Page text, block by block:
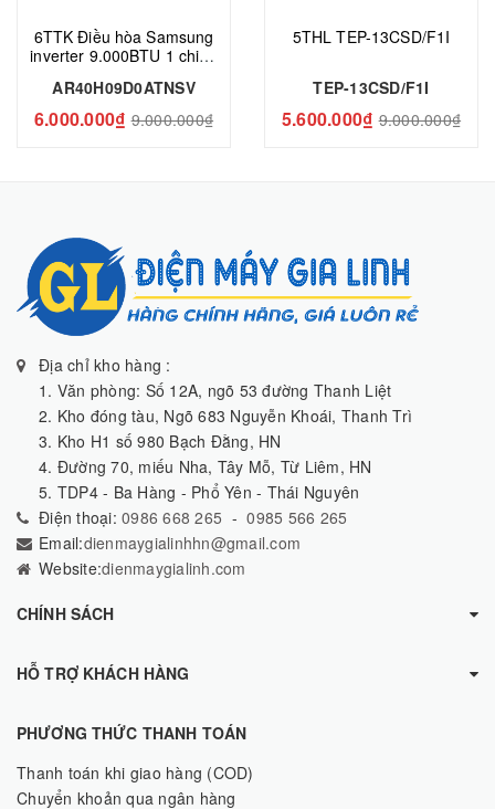
6TTK Điều hòa Samsung
inverter 9.000BTU 1 chiều
AR40H09D0ATNSV
6.000.000₫ 9.000.000₫
5THL TEP-13CSD/F1I
TEP-13CSD/F1I
5.600.000₫ 9.000.000₫
Địa chỉ kho hàng :
1. Văn phòng: Số 12A, ngõ 53 đường Thanh Liệt
2. Kho đóng tàu, Ngõ 683 Nguyễn Khoái, Thanh Trì
3. Kho H1 số 980 Bạch Đằng, HN
4. Đường 70, miếu Nha, Tây Mỗ, Từ Liêm, HN
5. TDP4 - Ba Hàng - Phổ Yên - Thái Nguyên
Điện thoại: 0986 668 265 -0985 566 265
Email:dienmaygialinhhn@gmail.com
Website:dienmaygialinh.com
CHÍNH SÁCH
HỖ TRỢ KHÁCH HÀNG
PHƯƠNG THỨC THANH TOÁN
Thanh toán khi giao hàng (COD)
Chuyển khoản qua ngân hàng